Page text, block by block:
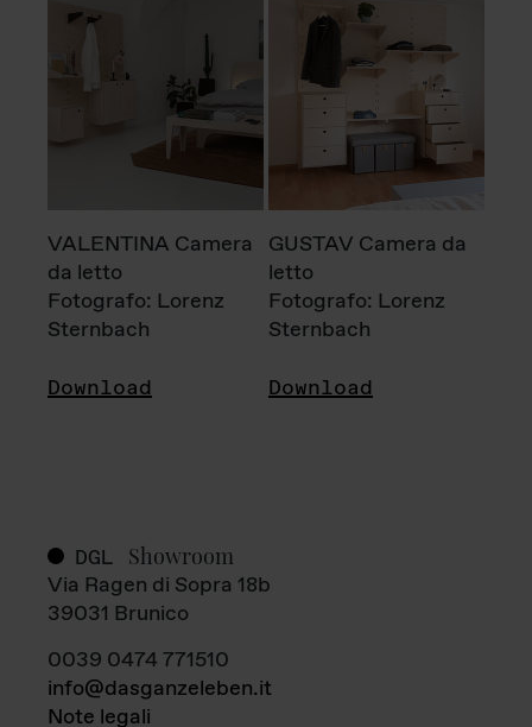
VALENTINA Camera
da letto
Fotografo: Lorenz
Sternbach
Download
GUSTAV Camera da
letto
Fotografo: Lorenz
Sternbach
Download
DGL Showroom
Via Ragen di Sopra 18b
39031 Brunico
0039 0474 771510
info@dasganzeleben.it
Note legali